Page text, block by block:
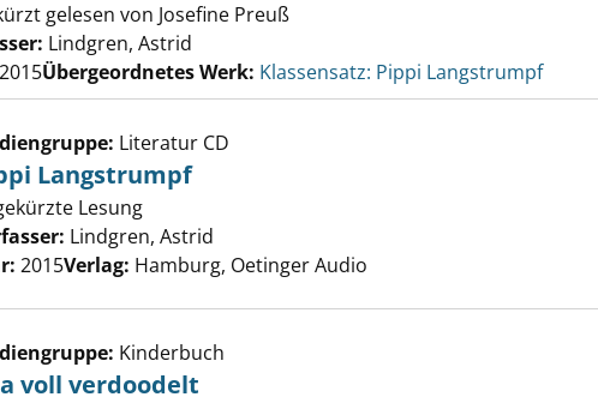
gelesen von Josefine Preuß
Lindgren, Astrid
2015Übergeordnetes Werk: Klassensatz: Pippi Langstrumpf
Details von Pippi Langstrumpf anzeigen
Literatur CD
Langstrumpf
Lesung
Lindgren, Astrid
2015Verlag: Hamburg, Oetinger Audio
Kinderbuch
voll verdoodelt